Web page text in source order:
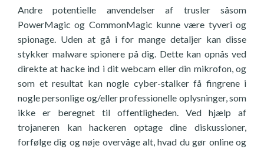
Andre potentielle anvendelser af trusler såsom
PowerMagic og CommonMagic kunne være tyveri og
spionage. Uden at gå i for mange detaljer kan disse
stykker malware spionere på dig. Dette kan opnås ved
direkte at hacke ind i dit webcam eller din mikrofon, og
som et resultat kan nogle cyber-stalker få fingrene i
nogle personlige og/eller professionelle oplysninger, som
ikke er beregnet til offentligheden. Ved hjælp af
trojaneren kan hackeren optage dine diskussioner,
forfølge dig og nøje overvåge alt, hvad du gør online og